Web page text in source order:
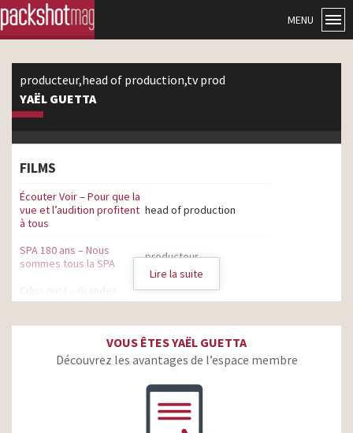
MENU
producteur,head of production,tv prod
YAËL GUETTA
FILMS
Écouter Voir – Pour que la
vue et l’audition profitent
à tous
head of production
SPA 180 ans – Nous
sommes tous la SPA
producteur
Cdiscount – Grandes
marques, livraison rapide,producteur
Prendre soin – Métiers du
soin et accompagnement producteur
producteur
Lire la suite
VOUS ÊTES YAËL GUETTA
Découvrez les avantages de l’espace membre